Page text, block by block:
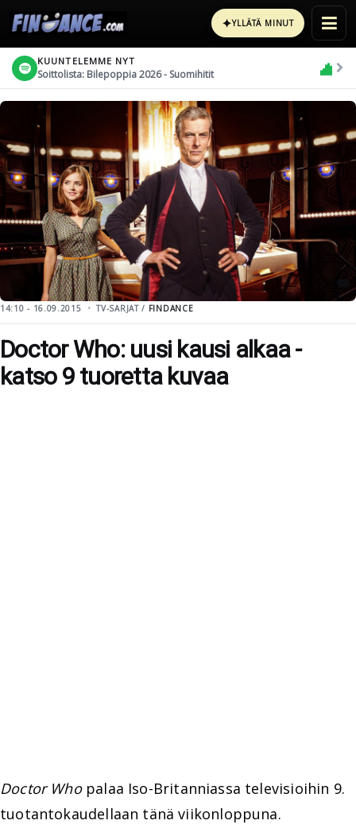
✦YLLÄTÄ MINUT
KUUNTELEMME NYT
Soittolista: Bilepoppia 2026 - Suomihitit
14:10 - 16.09.2015 TV-SARJAT / FINDANCE
Doctor Who: uusi kausi alkaa -
katso 9 tuoretta kuvaa
Doctor Whopalaa Iso-Britanniassa televisioihin 9.
tuotantokaudellaan tänä viikonloppuna.